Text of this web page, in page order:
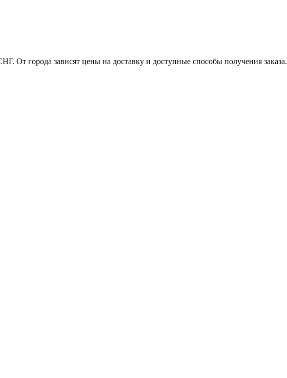
От города зависят цены на доставку и доступные способы получения заказа.